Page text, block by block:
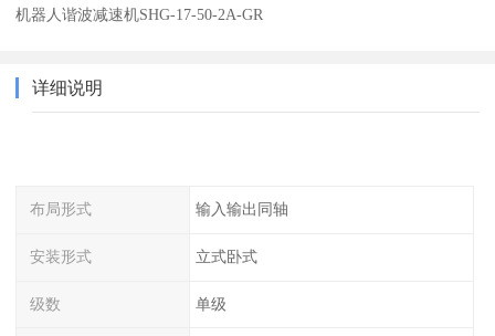
机器人谐波减速机SHG-17-50-2A-GR
详细说明
布局形式 输入输出同轴
安装形式 立式卧式
级数 单级